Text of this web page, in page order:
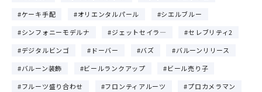
ケーキ手配
オリエンタルパール
シエルブルー
シンフォニーモデルナ
ジェットセイラ―
セレブリティ2
デジタルビンゴ
ドーバー バズ
バルーンリリース
バルーン装飾
ビールランクアップ
ビール売り子
フルーツ盛り合わせ
フロンティアルーツ
プロカメラマン